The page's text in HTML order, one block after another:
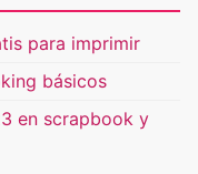
para imprimir
básicos
en scrapbook y